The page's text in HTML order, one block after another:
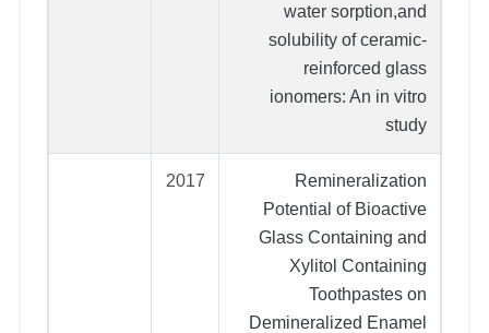
water sorption,and
solubility of ceramic-
reinforced glass
ionomers: An in vitro
study
Remineralization
Potential of Bioactive
Glass Containing and
Xylitol Containing
Toothpastes on
Demineralized Enamel
2017